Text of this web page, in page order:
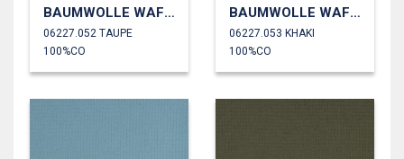
BAUMWOLLE WAFFEL
06227.052 TAUPE
100%CO
BAUMWOLLE WAFFEL
06227.053 KHAKI
100%CO